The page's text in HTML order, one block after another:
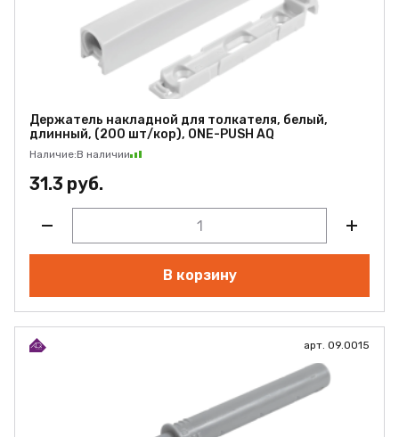
Держатель накладной для толкателя, белый,
длинный, (200 шт/кор), ONE-PUSH AQ
Наличие:В наличии
31.3 руб.
В корзину
арт. 09.0015